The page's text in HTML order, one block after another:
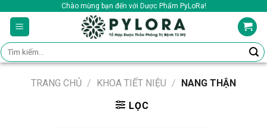
content
Chào mừng bạn đến với Dược Phẩm PyLoRa!
Tìm
kiếm:
TRANG CHỦ / KHOA TIẾT NIỆU / NANG THẬN
LỌC